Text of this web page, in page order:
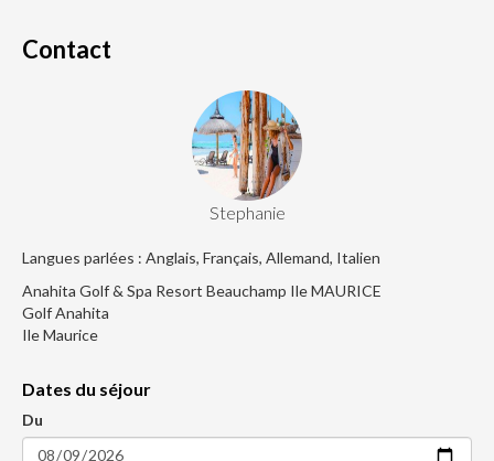
Contact
Stephanie
Langues parlées : Anglais, Français, Allemand, Italien
Anahita Golf & Spa Resort Beauchamp Ile MAURICE
Golf Anahita
Ile Maurice
Dates du séjour
Du